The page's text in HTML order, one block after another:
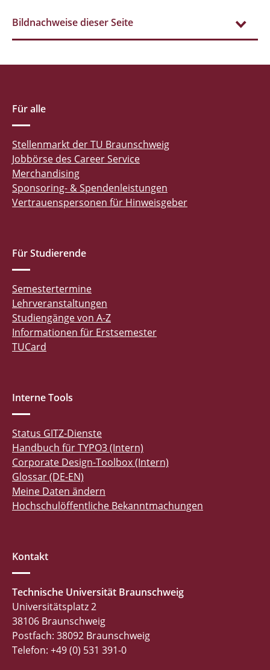
Bildnachweise dieser Seite
Für alle
Stellenmarkt der TU Braunschweig
Jobbörse des Career Service
Merchandising
Sponsoring- & Spendenleistungen
Vertrauenspersonen für Hinweisgeber
Für Studierende
Semestertermine
Lehrveranstaltungen
Studiengänge von A-Z
Informationen für Erstsemester
TUCard
Interne Tools
Status GITZ-Dienste
Handbuch für TYPO3 (Intern)
Corporate Design-Toolbox (Intern)
Glossar (DE-EN)
Meine Daten ändern
Hochschulöffentliche Bekanntmachungen
Kontakt
Technische Universität Braunschweig
Universitätsplatz 2
38106 Braunschweig
Postfach: 38092 Braunschweig
Telefon: +49 (0) 531 391-0